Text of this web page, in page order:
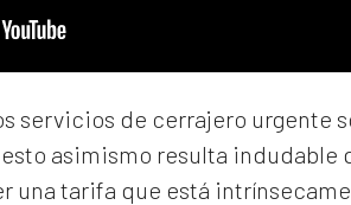
servicios de cerrajero urgente
asimismo resulta indudable
una tarifa que está